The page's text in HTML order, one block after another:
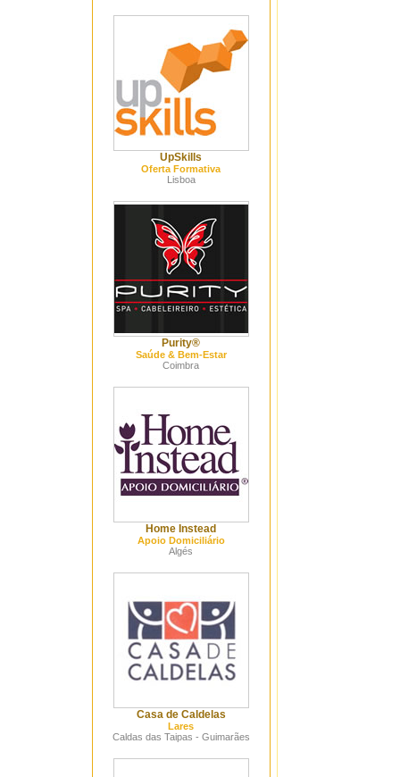
UpSkills
Oferta Formativa
Lisboa
Purity®
Saúde & Bem-Estar
Coimbra
Home Instead
Apoio Domiciliário
Algés
Casa de Caldelas
Lares
Caldas das Taipas - Guimarães